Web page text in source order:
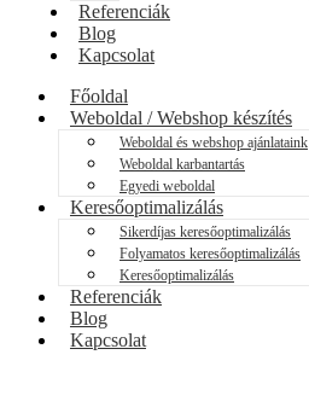
Referenciák
Blog
Kapcsolat
Főoldal
Weboldal / Webshop készítés
Weboldal és webshop ajánlataink
Weboldal karbantartás
Egyedi weboldal
Keresőoptimalizálás
Sikerdíjas keresőoptimalizálás
Folyamatos keresőoptimalizálás
Keresőoptimalizálás
Referenciák
Blog
Kapcsolat